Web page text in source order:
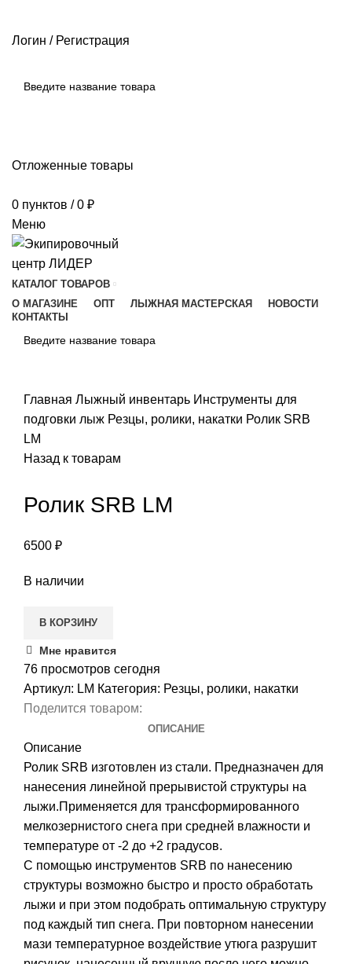
Логин / Регистрация
Отложенные товары
0 пунктов / 0 ₽
Меню
КАТАЛОГ ТОВАРОВ
О МАГАЗИНЕ
ОПТ ЛЫЖНАЯ МАСТЕРСКАЯ
НОВОСТИ
КОНТАКТЫ
Главная Лыжный инвентарь Инструменты для
подговки лыж Резцы, ролики, накатки Ролик SRB
LM
Назад к товарам
Ролик SRB LM
6500 ₽
В наличии
В КОРЗИНУ
Мне нравится
76 просмотров сегодня
Артикул: LM Категория: Резцы, ролики, накатки
Поделится товаром:
ОПИСАНИЕ
Описание
Ролик SRB изготовлен из стали. Предназначен для
нанесения линейной прерывистой структуры на
лыжи.Применяется для трансформированного
мелкозернистого снега при средней влажности и
температуре от -2 до +2 градусов.
С помощью инструментов SRB по нанесению
структуры возможно быстро и просто обработать
лыжи и при этом подобрать оптимальную структуру
под каждый тип снега. При повторном нанесении
мази температурное воздействие утюга разрушит